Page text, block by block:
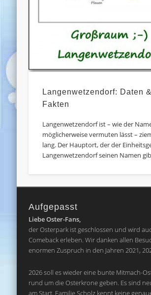
Langenwetzendorf: Daten &
Fakten
Langenwetzendorf ist – wie der
möglicherweise vermuten lässt –
lang. Der Hauptort, der der
Langenwetzendorf seinen Namen
Aufgepasst
Liebe Oster-Fans,
der Osterpark ist geschlossen und wird
Comeback erleben. Wir danken allen
enormen Zuspruch in den Jahren 2021,
2026 soll es wieder eine bunte Mitmach-
rund um die Osterkrone geben. Es sind
am Start. Familie Scholz kennt keine